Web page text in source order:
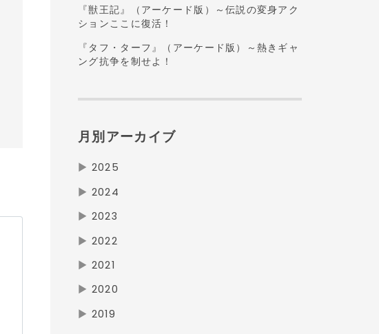
『獣王記』（アーケード版）～伝説の変身アク
ションここに復活！
『タフ・ターフ』（アーケード版）～熱きギャ
ング抗争を制せよ！
月別アーカイブ
▶ 2025
▶ 2024
▶ 2023
▶ 2022
▶ 2021
▶ 2020
▶ 2019